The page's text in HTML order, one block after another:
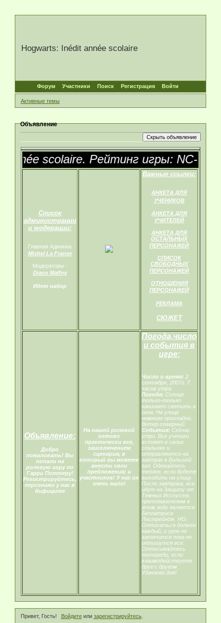
Hogwarts: Inédit année scolaire
Форум Участники Поиск Регистрация Войти
Активные темы
Объявление
scolaire. Рейтинг игры: NC-17
Список
администрации
и модерации:
Главная Админка
Mishel La Franse
Модераторы -
Draco Malfoy
Идет набор
Важные ссылки:
АНКЕТА ДЛЯ
УЧЕНИКОВ
АНКЕТА ДЛЯ
УЧИТЕЛЕЙ
АНКЕТА ДЛЯ
ОСТАЛЬНЫХ
ПЕРСОНАЖЕЙ
СПИСОК
СВОБОДНЫХ
ПЕРСОНАЖЕЙ
ОТНОШЕНИЯ
ПЕРСОНАЖЕЙ
РЕКЛАМА
СЮЖЕТ
Объявление:
Добро
пожаловать! Вы
попали на
ролевую игру по
Гарри Поттеру!
Регистрируйтесь,
персонажи у нас в
дифиците
На нашей ролевой
готово
практически все,
заисключением
сценария, в
который вы можете
внести свои
предложения; и
участников! У нас их
очень мало!
Погода,число
и события в
игре:
Число и время: 2
сентября, 2007г. 7
часов утра.
Погода: Солнце
только-только
начинает светить в
окна. На улице
немного прохладно.
Ветер северный.
События: Сейчас
утро. Все ученики
встают в своих
спальнях и
отправляются на
завтрак в Большой
зал. Одевайтесь
теплее, если будете
выходить на улицу.
После завтрака, все
идут на Защиту от
Темных Исскуств,
преподавателем в
этом году является
Беллатриса
Лестрейндж. НО.
Отписаться должен
каждый, и урок не
закончится пока не
отпишутся все.
Отписывайтесь
поочереди, если
взаимодействуете
друг с другом.
Удачного дня!
Привет, Гость! Войдитеили зарегистрируйтесь.